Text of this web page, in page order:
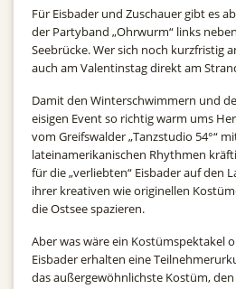
Für Eisbader und Zuschauer gibt es
der Partyband „Ohrwurm“ links
Seebrücke. Wer sich noch kurzfristig
auch am Valentinstag direkt am
Damit den Winterschwimmern und
eisigen Event so richtig warm ums
vom Greifswalder „Tanzstudio 54°“
lateinamerikanischen Rhythmen
für die „verliebten“ Eisbader auf den
ihrer kreativen wie originellen
die Ostsee spazieren.
Aber was wäre ein Kostümspektakel
Eisbader erhalten eine
das außergewöhnlichste Kostüm,